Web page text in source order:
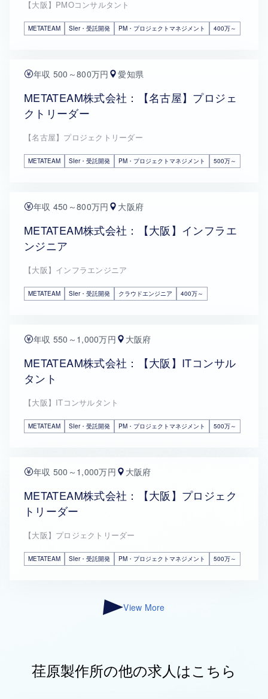
【大阪】PMOコンサルタント
METATEAM SIer・受託開発 PM・プロジェクトマネジメント 400万～
年収 500～800万円 愛知県
METATEAM株式会社：【名古屋】プロジェ
クトリーダー
【名古屋】プロジェクトリーダー
METATEAM SIer・受託開発 PM・プロジェクトマネジメント 500万～
年収 450～800万円 大阪府
METATEAM株式会社：【大阪】インフラエ
ンジニア
【大阪】インフラエンジニア
METATEAM SIer・受託開発 クラウドエンジニア 400万～
年収 550～1,000万円 大阪府
METATEAM株式会社：【大阪】ITコンサル
タント
【大阪】ITコンサルタント
METATEAM SIer・受託開発 PM・プロジェクトマネジメント 500万～
年収 500～1,000万円 大阪府
METATEAM株式会社：【大阪】プロジェク
トリーダー
【大阪】プロジェクトリーダー
METATEAM SIer・受託開発 PM・プロジェクトマネジメント 500万～
View More
荏原製作所の他の求人はこちら